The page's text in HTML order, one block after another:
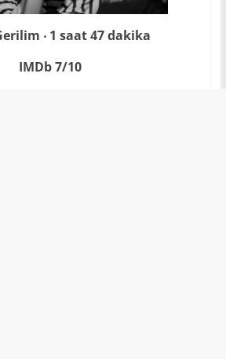
‧ 1 saat 47 dakika
IMDb 7/10